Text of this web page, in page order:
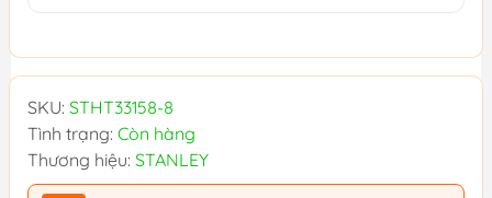
SKU: STHT33158-8
Tình trạng: Còn hàng
Thương hiệu: STANLEY